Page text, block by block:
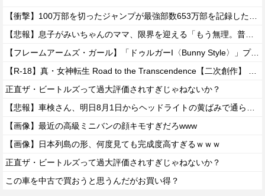
【フレームアームズ・ガール】「ドゥルガーI〈Bunny Style〉」プラモデル【駿河屋 予約開始】
正直ザ・ビートルズって過大評価されすぎじゃねないか？
【画像】最近の高級ミニバンの顔キモすぎだろwww
【画像】日本列島の形、何度見ても完成度高すぎるｗｗｗ
正直ザ・ビートルズって過大評価されすぎじゃねないか？
この車を中古で買おうと思うんだがお買い得？